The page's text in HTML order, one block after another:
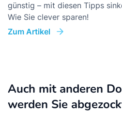
günstig – mit diesen Tipps
Wie Sie clever sparen!
Zum Artikel
Auch mit anderen
werden Sie